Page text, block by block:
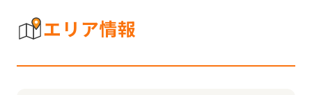
エリア情報